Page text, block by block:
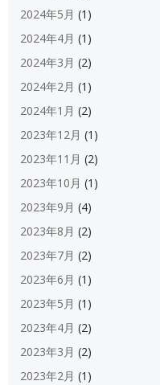
2024年5月 (1)
2024年4月 (1)
2024年3月 (2)
2024年2月 (1)
2024年1月 (2)
2023年12月 (1)
2023年11月 (2)
2023年10月 (1)
2023年9月 (4)
2023年8月 (2)
2023年7月 (2)
2023年6月 (1)
2023年5月 (1)
2023年4月 (2)
2023年3月 (2)
2023年2月 (1)